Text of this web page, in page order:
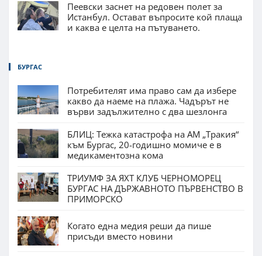
Пеевски заснет на редовен полет за
Истанбул. Остават въпросите кой плаща
и каква е целта на пътуването.
БУРГАС
Потребителят има право сам да избере
какво да наеме на плажа. Чадърът не
върви задължително с два шезлонга
БЛИЦ: Тежка катастрофа на АМ „Тракия“
към Бургас, 20-годишно момиче е в
медикаментозна кома
ТРИУМФ ЗА ЯХТ КЛУБ ЧЕРНОМОРЕЦ
БУРГАС НА ДЪРЖАВНОТО ПЪРВЕНСТВО В
ПРИМОРСКО
Когато една медия реши да пише
присъди вместо новини